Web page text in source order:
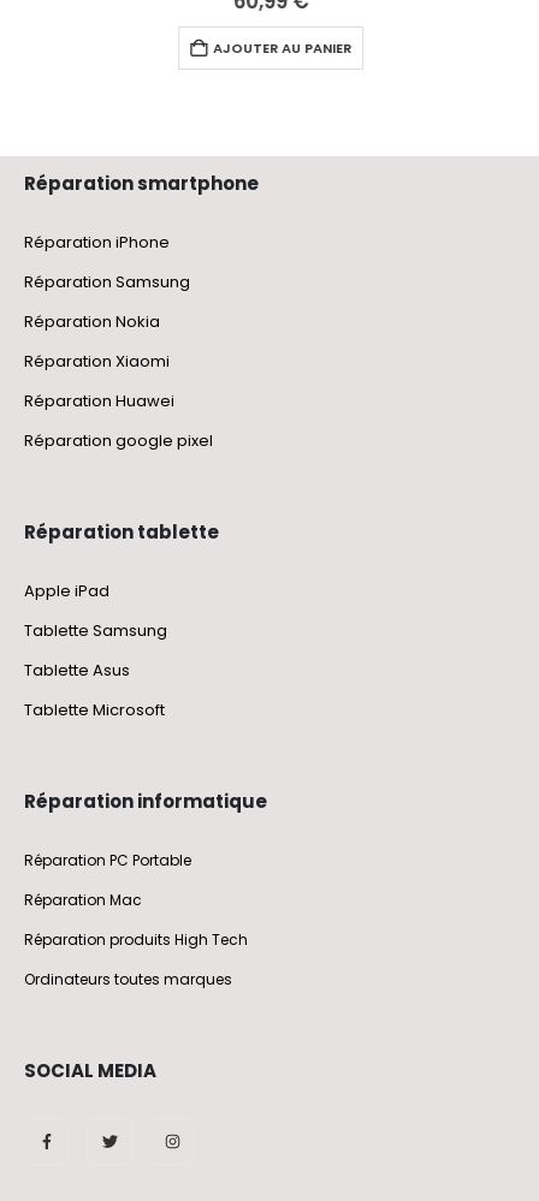
AJOUTER AU PANIER
Réparation smartphone
Réparation iPhone
Réparation Samsung
Réparation Nokia
Réparation Xiaomi
Réparation Huawei
Réparation google pixel
Réparation tablette
Apple iPad
Tablette Samsung
Tablette Asus
Tablette Microsoft
Réparation informatique
Réparation PC Portable
Réparation Mac
Réparation produits High Tech
Ordinateurs toutes marques
SOCIAL MEDIA